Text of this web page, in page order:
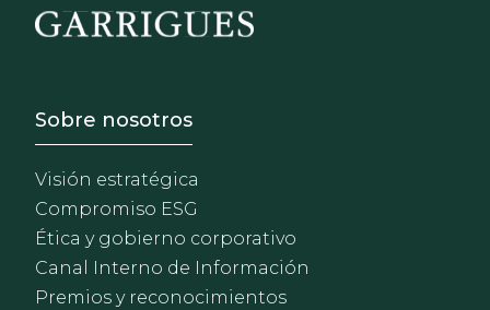
Footer - Sobre Nosotros
Sobre nosotros
Visión estratégica
Compromiso ESG
Ética y gobierno corporativo
Canal Interno de Información
Premios y reconocimientos